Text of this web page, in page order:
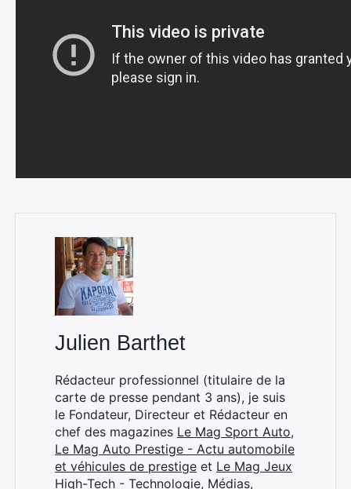
Julien Barthet
Rédacteur professionnel (titulaire de la
carte de presse pendant 3 ans), je suis
le Fondateur, Directeur et Rédacteur en
chef des magazines Le Mag Sport Auto,
Le Mag Auto Prestige - Actu automobile
et véhicules de prestige et Le Mag Jeux
High-Tech - Technologie, Médias,